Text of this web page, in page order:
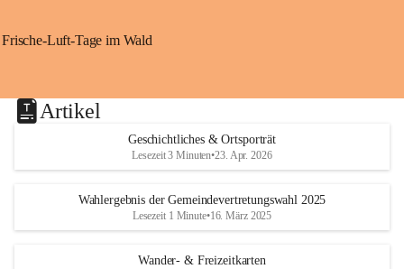
Frische-Luft-Tage im Wald
Artikel
Geschichtliches & Ortsporträt
Lesezeit 3 Minuten•23. Apr. 2026
Wahlergebnis der Gemeindevertretungswahl 2025
Lesezeit 1 Minute•16. März 2025
Wander- & Freizeitkarten